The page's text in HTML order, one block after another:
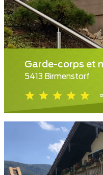
Garde-corps et
5413 Birmenstorf